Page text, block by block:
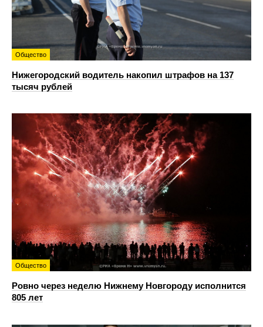
Общество
Нижегородский водитель накопил штрафов на 137
тысяч рублей
Общество
Ровно через неделю Нижнему Новгороду исполнится
805 лет